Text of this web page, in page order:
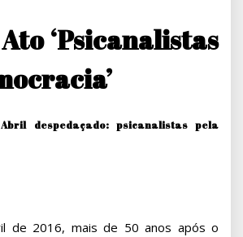
‘Psicanalistas
| Abril despedaçado: psicanalistas pela
de 2016, mais de 50 anos após o